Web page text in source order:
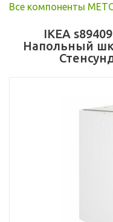
Все компоненты
IKEA
Напольный